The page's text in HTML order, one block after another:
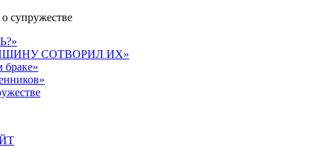
супружестве
СОТВОРИЛ ИХ»
браке»